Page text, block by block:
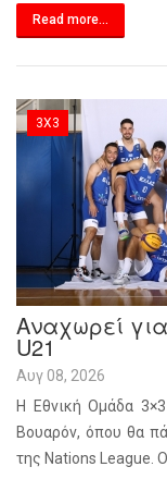
Read more...
3X3
Αναχωρεί
U21
Αυγ 08, 2026
Η Εθνική Ομάδα
Βουαρόν, όπου θα
της Nations League.